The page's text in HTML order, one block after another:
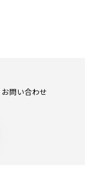
お問い合わせ